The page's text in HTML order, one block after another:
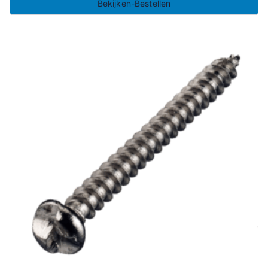
Bekijken-Bestellen